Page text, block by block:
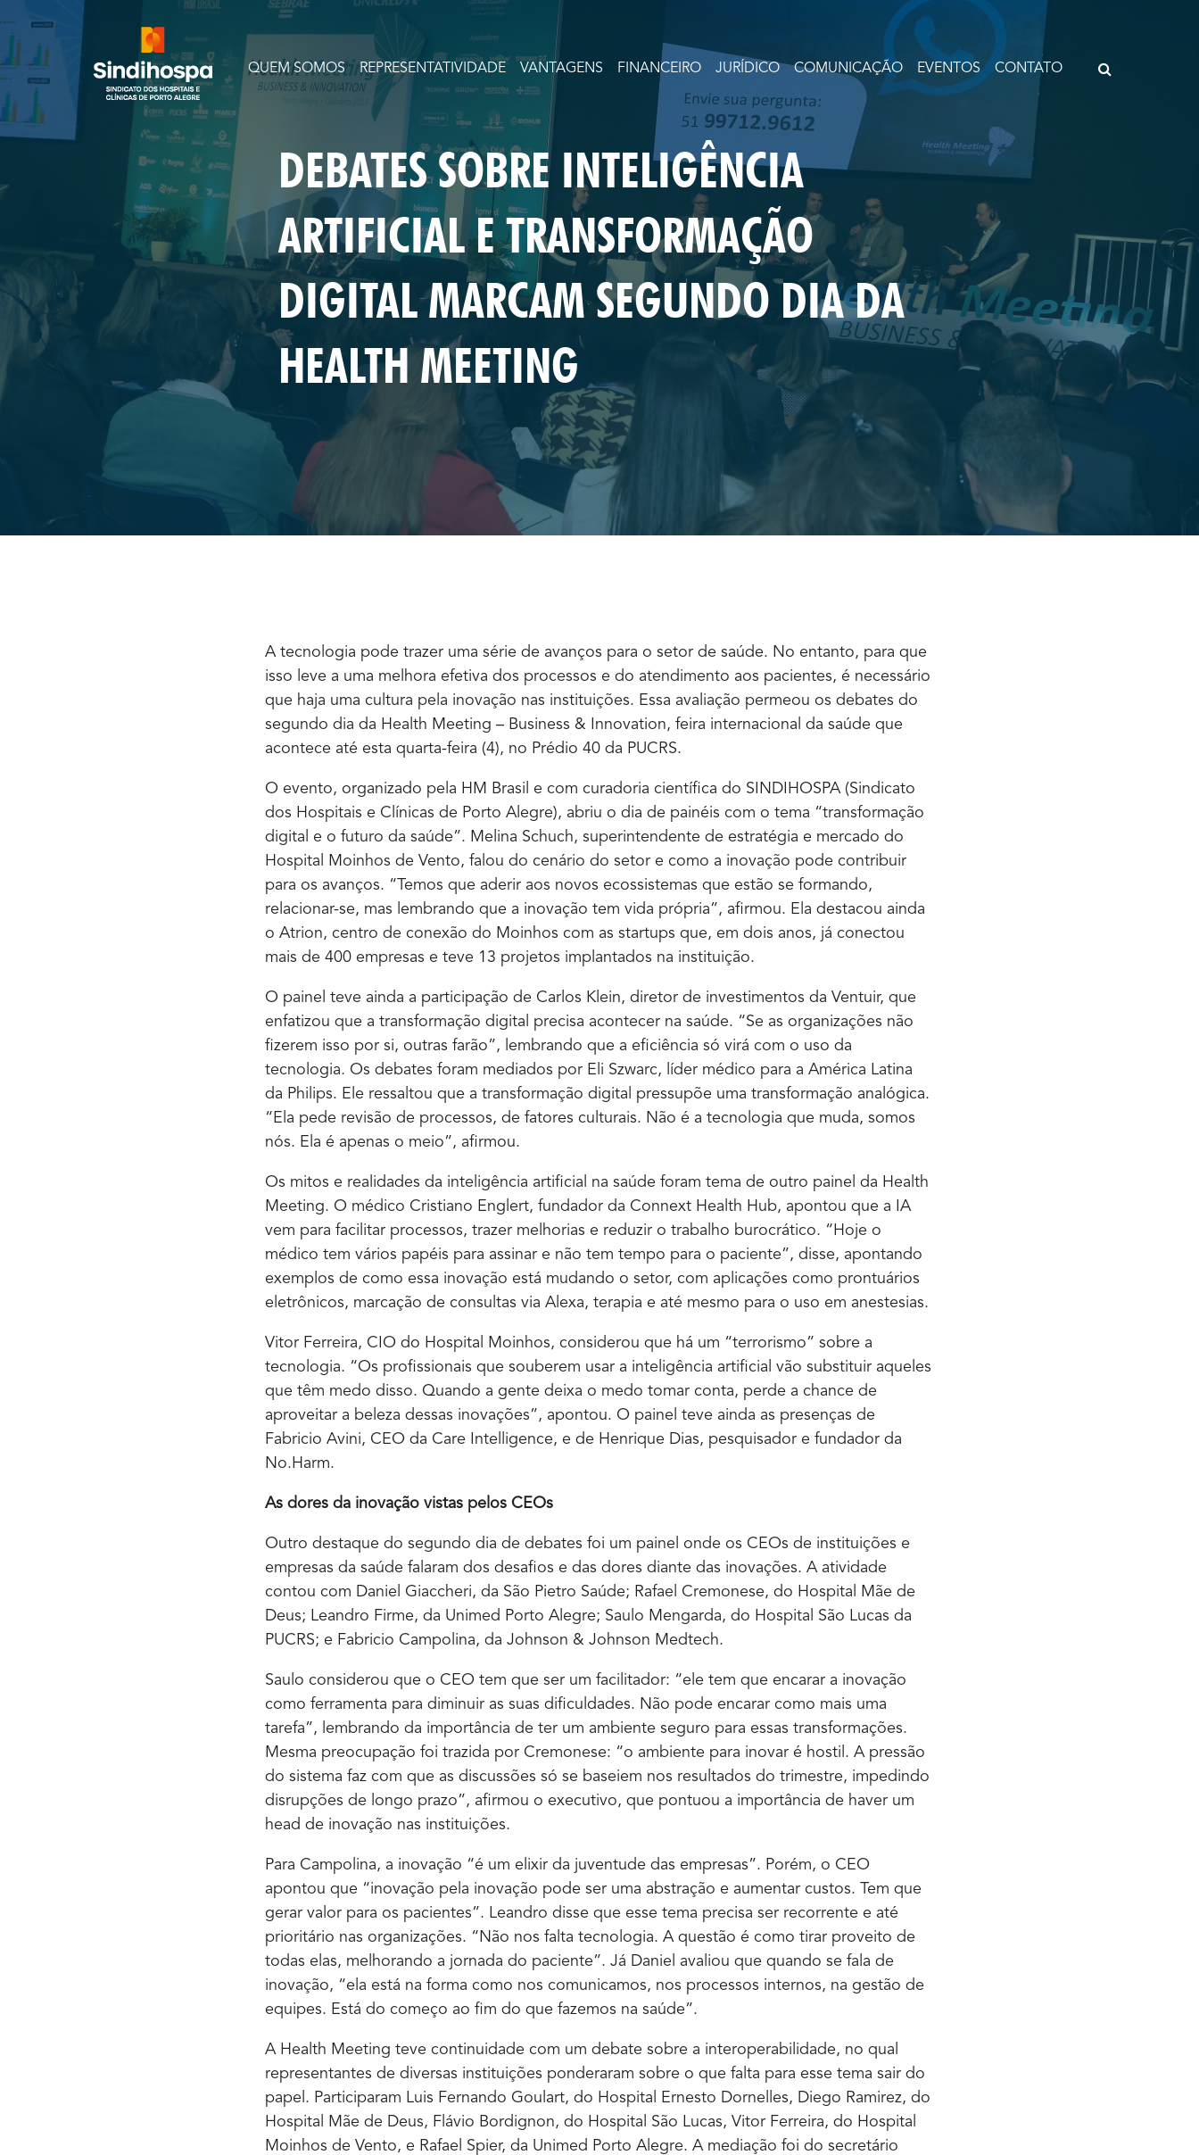
QUEM SOMOS REPRESENTATIVIDADE VANTAGENS FINANCEIRO JURÍDICO COMUNICAÇÃO EVENTOS CONTATO
DEBATES SOBRE INTELIGÊNCIA
ARTIFICIAL E TRANSFORMAÇÃO
DIGITAL MARCAM SEGUNDO DIA DA
HEALTH MEETING
A tecnologia pode trazer uma série de avanços para o setor de saúde. No entanto, para que
isso leve a uma melhora efetiva dos processos e do atendimento aos pacientes, é necessário
que haja uma cultura pela inovação nas instituições. Essa avaliação permeou os debates do
segundo dia da Health Meeting – Business & Innovation, feira internacional da saúde que
acontece até esta quarta-feira (4), no Prédio 40 da PUCRS.
O evento, organizado pela HM Brasil e com curadoria científica do SINDIHOSPA (Sindicato
dos Hospitais e Clínicas de Porto Alegre), abriu o dia de painéis com o tema “transformação
digital e o futuro da saúde”. Melina Schuch, superintendente de estratégia e mercado do
Hospital Moinhos de Vento, falou do cenário do setor e como a inovação pode contribuir
para os avanços. “Temos que aderir aos novos ecossistemas que estão se formando,
relacionar-se, mas lembrando que a inovação tem vida própria”, afirmou. Ela destacou ainda
o Atrion, centro de conexão do Moinhos com as startups que, em dois anos, já conectou
mais de 400 empresas e teve 13 projetos implantados na instituição.
O painel teve ainda a participação de Carlos Klein, diretor de investimentos da Ventuir, que
enfatizou que a transformação digital precisa acontecer na saúde. “Se as organizações não
fizerem isso por si, outras farão”, lembrando que a eficiência só virá com o uso da
tecnologia. Os debates foram mediados por Eli Szwarc, líder médico para a América Latina
da Philips. Ele ressaltou que a transformação digital pressupõe uma transformação analógica.
“Ela pede revisão de processos, de fatores culturais. Não é a tecnologia que muda, somos
nós. Ela é apenas o meio”, afirmou.
Os mitos e realidades da inteligência artificial na saúde foram tema de outro painel da Health
Meeting. O médico Cristiano Englert, fundador da Connext Health Hub, apontou que a IA
vem para facilitar processos, trazer melhorias e reduzir o trabalho burocrático. “Hoje o
médico tem vários papéis para assinar e não tem tempo para o paciente”, disse, apontando
exemplos de como essa inovação está mudando o setor, com aplicações como prontuários
eletrônicos, marcação de consultas via Alexa, terapia e até mesmo para o uso em anestesias.
Vitor Ferreira, CIO do Hospital Moinhos, considerou que há um “terrorismo” sobre a
tecnologia. “Os profissionais que souberem usar a inteligência artificial vão substituir aqueles
que têm medo disso. Quando a gente deixa o medo tomar conta, perde a chance de
aproveitar a beleza dessas inovações”, apontou. O painel teve ainda as presenças de
Fabricio Avini, CEO da Care Intelligence, e de Henrique Dias, pesquisador e fundador da
No.Harm.
As dores da inovação vistas pelos CEOs
Outro destaque do segundo dia de debates foi um painel onde os CEOs de instituições e
empresas da saúde falaram dos desafios e das dores diante das inovações. A atividade
contou com Daniel Giaccheri, da São Pietro Saúde; Rafael Cremonese, do Hospital Mãe de
Deus; Leandro Firme, da Unimed Porto Alegre; Saulo Mengarda, do Hospital São Lucas da
PUCRS; e Fabricio Campolina, da Johnson & Johnson Medtech.
Saulo considerou que o CEO tem que ser um facilitador: “ele tem que encarar a inovação
como ferramenta para diminuir as suas dificuldades. Não pode encarar como mais uma
tarefa”, lembrando da importância de ter um ambiente seguro para essas transformações.
Mesma preocupação foi trazida por Cremonese: “o ambiente para inovar é hostil. A pressão
do sistema faz com que as discussões só se baseiem nos resultados do trimestre, impedindo
disrupções de longo prazo”, afirmou o executivo, que pontuou a importância de haver um
head de inovação nas instituições.
Para Campolina, a inovação “é um elixir da juventude das empresas”. Porém, o CEO
apontou que “inovação pela inovação pode ser uma abstração e aumentar custos. Tem que
gerar valor para os pacientes”. Leandro disse que esse tema precisa ser recorrente e até
prioritário nas organizações. “Não nos falta tecnologia. A questão é como tirar proveito de
todas elas, melhorando a jornada do paciente”. Já Daniel avaliou que quando se fala de
inovação, “ela está na forma como nos comunicamos, nos processos internos, na gestão de
equipes. Está do começo ao fim do que fazemos na saúde”.
A Health Meeting teve continuidade com um debate sobre a interoperabilidade, no qual
representantes de diversas instituições ponderaram sobre o que falta para esse tema sair do
papel. Participaram Luis Fernando Goulart, do Hospital Ernesto Dornelles, Diego Ramirez, do
Hospital Mãe de Deus, Flávio Bordignon, do Hospital São Lucas, Vitor Ferreira, do Hospital
Moinhos de Vento, e Rafael Spier, da Unimed Porto Alegre. A mediação foi do secretário